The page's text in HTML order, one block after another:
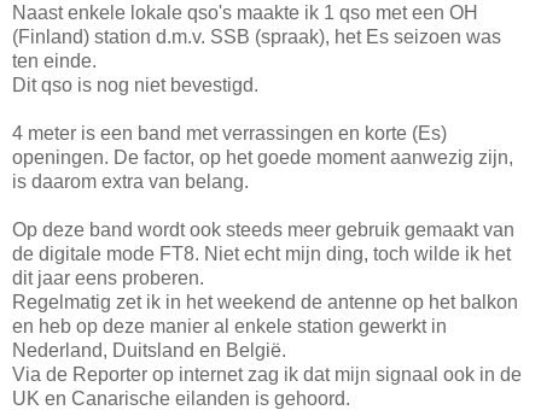
Naast enkele lokale qso's maakte ik 1 qso met een OH
(Finland) station d.m.v. SSB (spraak), het Es seizoen was
ten einde.
Dit qso is nog niet bevestigd.
4 meter is een band met verrassingen en korte (Es)
openingen. De factor, op het goede moment aanwezig zijn,
is daarom extra van belang.
Op deze band wordt ook steeds meer gebruik gemaakt van
de digitale mode FT8. Niet echt mijn ding, toch wilde ik het
dit jaar eens proberen.
Regelmatig zet ik in het weekend de antenne op het balkon
en heb op deze manier al enkele station gewerkt in
Nederland, Duitsland en België.
Via de Reporter op internet zag ik dat mijn signaal ook in de
UK en Canarische eilanden is gehoord.